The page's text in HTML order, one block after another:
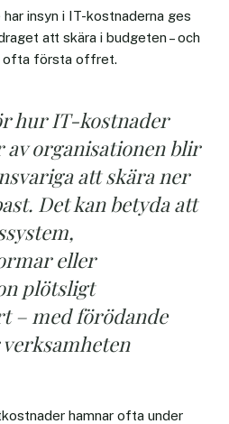
insyn i IT-kostnaderna ges
att skära i budgeten – och
ofta första offret.
hur IT-kostnader
organisationen blir
att skära ner
Det kan betyda att
eller
plötsligt
– med förödande
hamnar ofta under